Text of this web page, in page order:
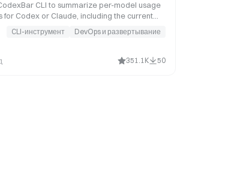
CLI to summarize per-model usage
for Codex or Claude, including the current
when asked for model-level usage or cost
summary from the CodexBar cost JSON.
CLI-инструмент DevOps и развертывание
351.1K 50